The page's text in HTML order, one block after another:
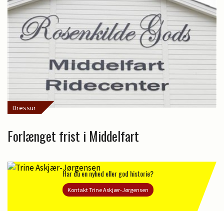
Dressur
Forlænget frist i Middelfart
Har du en nyhed eller god historie?
Kontakt Trine Askjær-Jørgensen